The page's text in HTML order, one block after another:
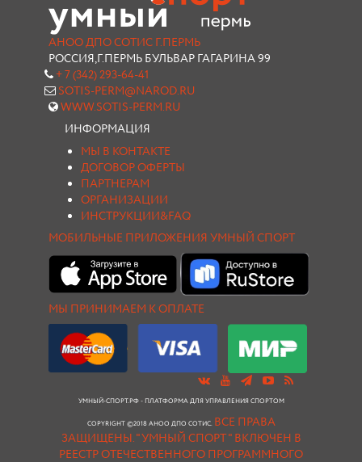
АНОО ДПО СОТИС Г.ПЕРМЬ
РОССИЯ,Г.ПЕРМЬ БУЛЬВАР ГАГАРИНА 99
+ 7 (342) 293-64-41
SOTIS-PERM@NAROD.RU
WWW.SOTIS-PERM.RU
ИНФОРМАЦИЯ
МЫ В КОНТАКТЕ
ДОГОВОР ОФЕРТЫ
ПАРТНЕРАМ
ОРГАНИЗАЦИИ
ИНСТРУКЦИИ&FAQ
МОБИЛЬНЫЕ ПРИЛОЖЕНИЯ УМНЫЙ СПОРТ
МЫ ПРИНИМАЕМ К ОПЛАТЕ
УМНЫЙ-СПОРТ.РФ - ПЛАТФОРМА ДЛЯ УПРАВЛЕНИЯ СПОРТОМ
COPYRIGHT ©2018 АНОО ДПО СОТИС. ВСЕ ПРАВА
ЗАЩИЩЕНЫ."УМНЫЙ СПОРТ " ВКЛЮЧЕН В
РЕЕСТР ОТЕЧЕСТВЕННОГО ПРОГРАММНОГО